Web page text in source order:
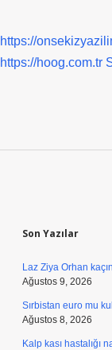
https://
https://hoog.com.tr
Son Yazılar
Laz Ziya Orhan
Ağustos 9, 2026
Sırbistan euro mu
Ağustos 8, 2026
Kalp kası hastalığı